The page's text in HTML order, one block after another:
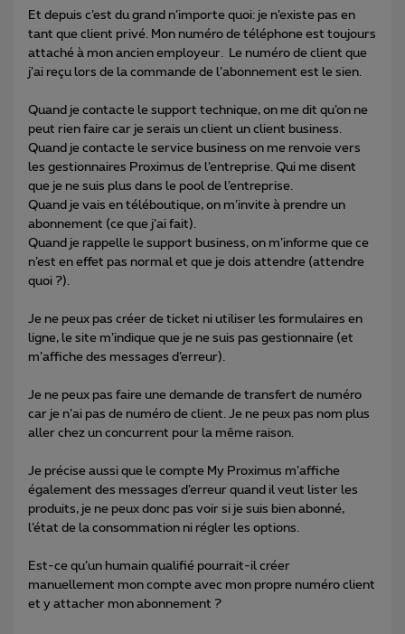
Et depuis c’est du grand n’importe quoi: je n’existe pas en
tant que client privé. Mon numéro de téléphone est toujours
attaché à mon ancien employeur. Le numéro de client que
j’ai reçu lors de la commande de l’abonnement est le sien.
Quand je contacte le support technique, on me dit qu’on ne
peut rien faire car je serais un client un client business.
Quand je contacte le service business on me renvoie vers
les gestionnaires Proximus de l’entreprise. Qui me disent
que je ne suis plus dans le pool de l’entreprise.
Quand je vais en téléboutique, on m’invite à prendre un
abonnement (ce que j’ai fait).
Quand je rappelle le support business, on m’informe que ce
n’est en effet pas normal et que je dois attendre (attendre
quoi ?).
Je ne peux pas créer de ticket ni utiliser les formulaires en
ligne, le site m’indique que je ne suis pas gestionnaire (et
m’affiche des messages d’erreur).
Je ne peux pas faire une demande de transfert de numéro
car je n’ai pas de numéro de client. Je ne peux pas nom plus
aller chez un concurrent pour la même raison.
Je précise aussi que le compte My Proximus m’affiche
également des messages d’erreur quand il veut lister les
produits, je ne peux donc pas voir si je suis bien abonné,
l’état de la consommation ni régler les options.
Est-ce qu’un humain qualifié pourrait-il créer
manuellement mon compte avec mon propre numéro client
et y attacher mon abonnement ?